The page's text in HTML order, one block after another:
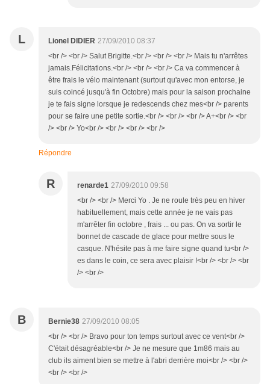
L Lionel DIDIER 27/09/2010 08:37
<br /> <br /> Salut Brigitte.<br /> <br /> <br /> Mais tu n'arrêtes
jamais.Félicitations.<br /> <br /> <br /> Ca va commencer à
être frais le vélo maintenant (surtout qu'avec mon entorse, je
suis coincé jusqu'à fin Octobre) mais pour la saison prochaine
je te fais signe lorsque je redescends chez mes<br /> parents
pour se faire une petite sortie.<br /> <br /> <br /> A+<br /> <br
/> <br /> Yo<br /> <br /> <br /> <br />
Répondre
R renarde1 27/09/2010 09:58
<br /> <br /> Merci Yo . Je ne roule très peu en hiver
habituellement, mais cette année je ne vais pas
m'arrêter fin octobre , frais ... ou pas. On va sortir le
bonnet de cascade de glace pour mettre sous le
casque. N'hésite pas à me faire signe quand tu<br />
es dans le coin, ce sera avec plaisir !<br /> <br /> <br
/> <br />
B Bernie38 27/09/2010 08:05
<br /> <br /> Bravo pour ton temps surtout avec ce vent<br />
C'était désagréable<br /> Je ne mesure que 1m86 mais au
club ils aiment bien se mettre à l'abri derrière moi<br /> <br />
<br /> <br />